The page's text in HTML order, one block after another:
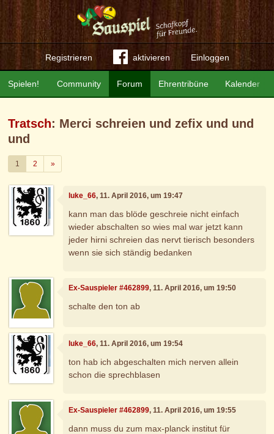
Registrieren aktivieren Einloggen
Community Forum Ehrentribüne Kalender
Spielen!
Tratsch: Merci schreien und zefix und und
und
1 2 »Weiter
luke_66, 11. April 2016, um 19:47
kann man das blöde geschreie nicht einfach
wieder abschalten so wies mal war jetzt kann
jeder hirni schreien das nervt tierisch besonders
wenn sie sich ständig bedanken
Ex-Sauspieler #462899, 11. April 2016, um 19:50
schalte den ton ab
luke_66, 11. April 2016, um 19:54
ton hab ich abgeschalten mich nerven allein
schon die sprechblasen
Ex-Sauspieler #462899, 11. April 2016, um 19:55
dann muss du zum max-planck institut für